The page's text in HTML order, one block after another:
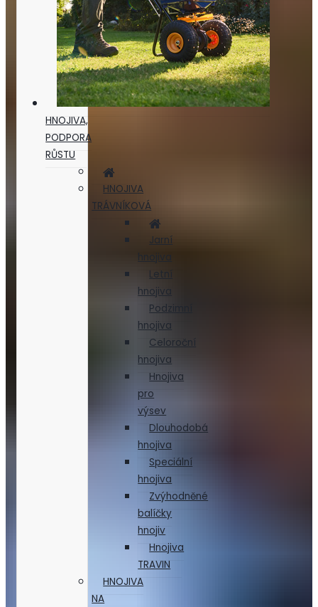
HNOJIVA,
PODPORA
RŮSTU
HNOJIVA
TRÁVNÍKOVÁ
Jarní
hnojiva
Letní
hnojiva
Podzimní
hnojiva
Celoroční
hnojiva
Hnojiva
pro
výsev
Dlouhodobá
hnojiva
Speciální
hnojiva
Zvýhodněné
balíčky
hnojiv
Hnojiva
TRAVIN
HNOJIVA
NA